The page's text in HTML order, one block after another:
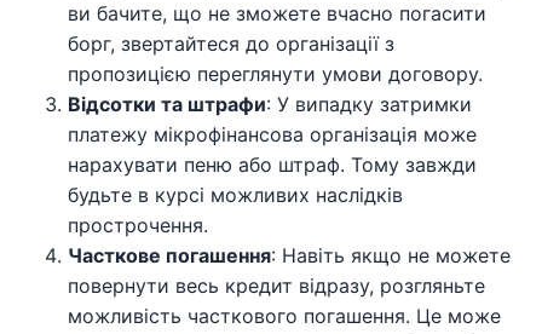
ви бачите, що не зможете вчасно погасити
борг, звертайтеся до організації з
пропозицією переглянути умови договору.
Відсотки та штрафи: У випадку затримки
платежу мікрофінансова організація може
нарахувати пеню або штраф. Тому завжди
будьте в курсі можливих наслідків
прострочення.
Часткове погашення: Навіть якщо не можете
повернути весь кредит відразу, розгляньте
можливість часткового погашення. Це може